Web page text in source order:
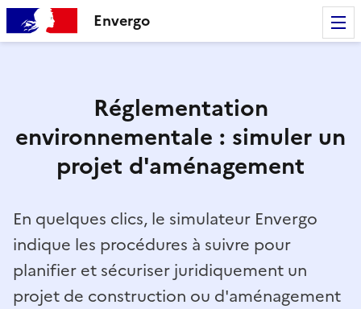
Envergo
Réglementation
environnementale : simuler un
projet d'aménagement
En quelques clics, le simulateur Envergo
indique les procédures à suivre pour
planifier et sécuriser juridiquement un
projet de construction ou d'aménagement